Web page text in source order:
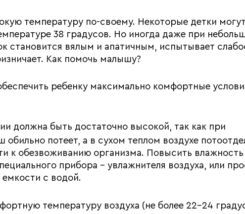
температуру по-своему. Некоторые детки могут
38 градусов. Но иногда даже при
становится вялым и апатичным, испытывает
Как помочь малышу?
ребенку максимально комфортные
должна быть достаточно высокой, так как при
потеет, а в сухом теплом воздухе
к обезвоживанию организма. Повысить влажность
прибора – увлажнителя воздуха, или
с водой.
температуру воздуха (не более 22-24